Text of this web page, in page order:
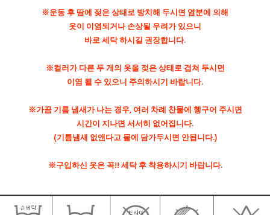
※운동 후 땀에 젖은 상태로 방치해 두시면 염분에 의해
옷이 이염되거나 손상될 우려가 있으니
바로 세탁 하시길 권장합니다.
※컬러가 다른 두 개의 옷을 젖은 상태로 겹쳐 두시면
이염 될 수 있으니 주의하시기 바랍니다.
※가끔 기름 냄새가 나는 경우, 여러 차례 찬물에 헹구어 주시면
시간이 지나면 서서히 없어집니다.
(기름냄새 없앤다고 물에 담가두시면 안됩니다.)
※구입하신 옷은 꼭!! 세탁 후 착용하시기 바랍니다.